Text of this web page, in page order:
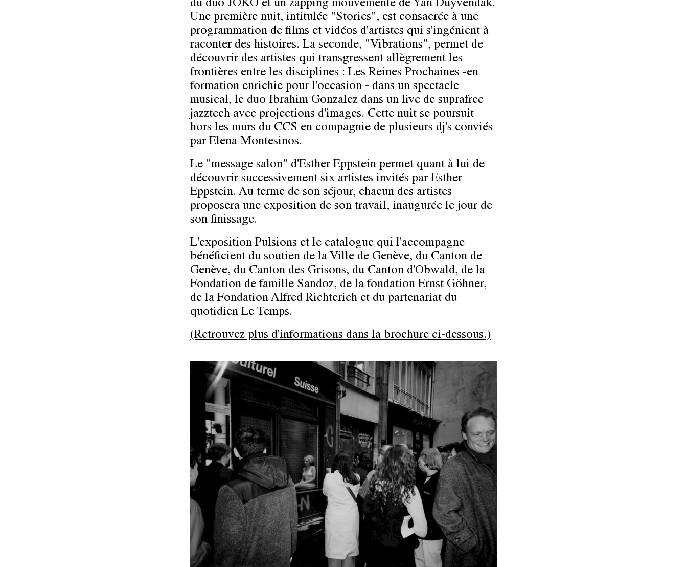
du duo JOKO et un zapping mouvementé de Yan Duyvendak.
Une première nuit, intitulée "Stories", est consacrée à une
programmation de films et vidéos d'artistes qui s'ingénient à
raconter des histoires. La seconde, "Vibrations", permet de
découvrir des artistes qui transgressent allègrement les
frontières entre les disciplines : Les Reines Prochaines -en
formation enrichie pour l'occasion - dans un spectacle
musical, le duo Ibrahim Gonzalez dans un live de suprafree
jazztech avec projections d'images. Cette nuit se poursuit
hors les murs du CCS en compagnie de plusieurs dj's conviés
par Elena Montesinos.
Le "message salon" d'Esther Eppstein permet quant à lui de
découvrir successivement six artistes invités par Esther
Eppstein. Au terme de son séjour, chacun des artistes
proposera une exposition de son travail, inaugurée le jour de
son finissage.
L'exposition Pulsions et le catalogue qui l'accompagne
bénéficient du soutien de la Ville de Genève, du Canton de
Genève, du Canton des Grisons, du Canton d'Obwald, de la
Fondation de famille Sandoz, de la fondation Ernst Göhner,
de la Fondation Alfred Richterich et du partenariat du
quotidien Le Temps.
(Retrouvez plus d'informations dans la brochure ci-dessous.)